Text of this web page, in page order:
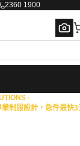
2360 1900
·
制服設計，急件最快3